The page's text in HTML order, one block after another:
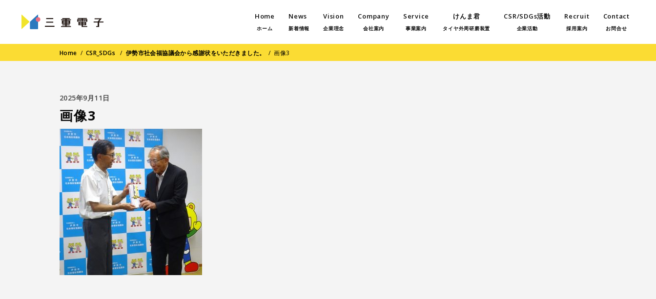
Home
ホーム
News
新着情報
Vision
企業理念
Company
会社案内
Service
事業案内
けんま君
タイヤ外周研磨装置
CSR/SDGs活動
企業活動
Recruit
採用案内
Contact
お問合せ
Home / CSR_SDGs / 伊勢市社会福協議会から感謝状をいただきました。 /画像3
2025年9月11日
画像3